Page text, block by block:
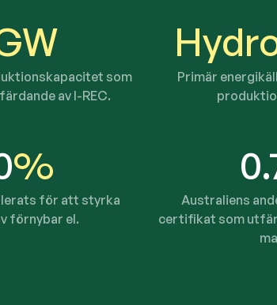
som
av I-REC.
Primär
%
för att styrka
förnybar el.
Australiens
certifikat som